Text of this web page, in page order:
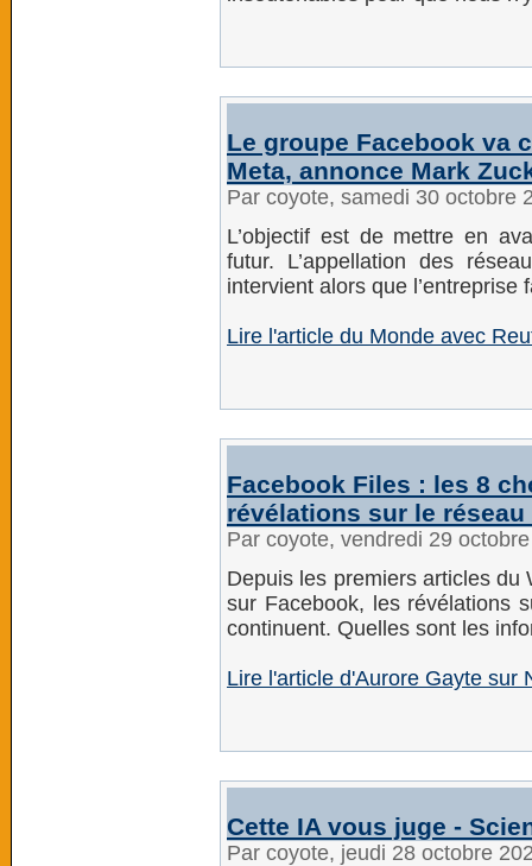
Le groupe Facebook va
Meta, annonce Mark
Par coyote, samedi 30 octobre
L’objectif est de mettre en
futur. L’appellation des
intervient alors que
Lire l'article du Monde avec
Facebook Files : les 8
révélations sur le
Par coyote, vendredi 29
Depuis les premiers articles du
sur Facebook, les révélations
continuent. Quelles sont les
Lire l'article d'Aurore Gayte sur
Cette IA vous juge -
Par coyote, jeudi 28 octobre